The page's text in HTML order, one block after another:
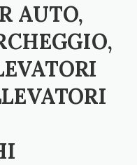
AUTO,